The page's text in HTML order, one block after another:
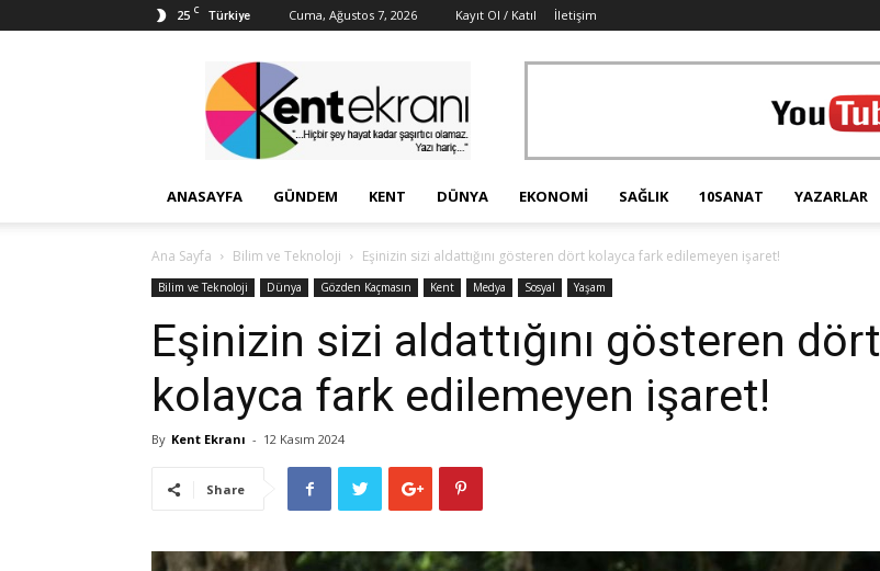
25 C Türkiye Cuma, Ağustos 7, 2026 Kayıt Ol / Katıl İletişim
Ekranı
ANASAYFA GÜNDEM KENT DÜNYA EKONOMI SAĞLIK 10SANAT YAZARLAR
Ana Sayfa Bilim ve Teknoloji Eşinizin sizi aldattığını gösteren dört kolayca fark edilemeyen işaret!
Bilim ve Teknoloji Dünya Gözden Kaçmasın Kent Medya Sosyal Yaşam
Eşinizin sizi aldattığını gösteren dört
kolayca fark edilemeyen işaret!
By Kent Ekranı - 12 Kasım 2024
Share